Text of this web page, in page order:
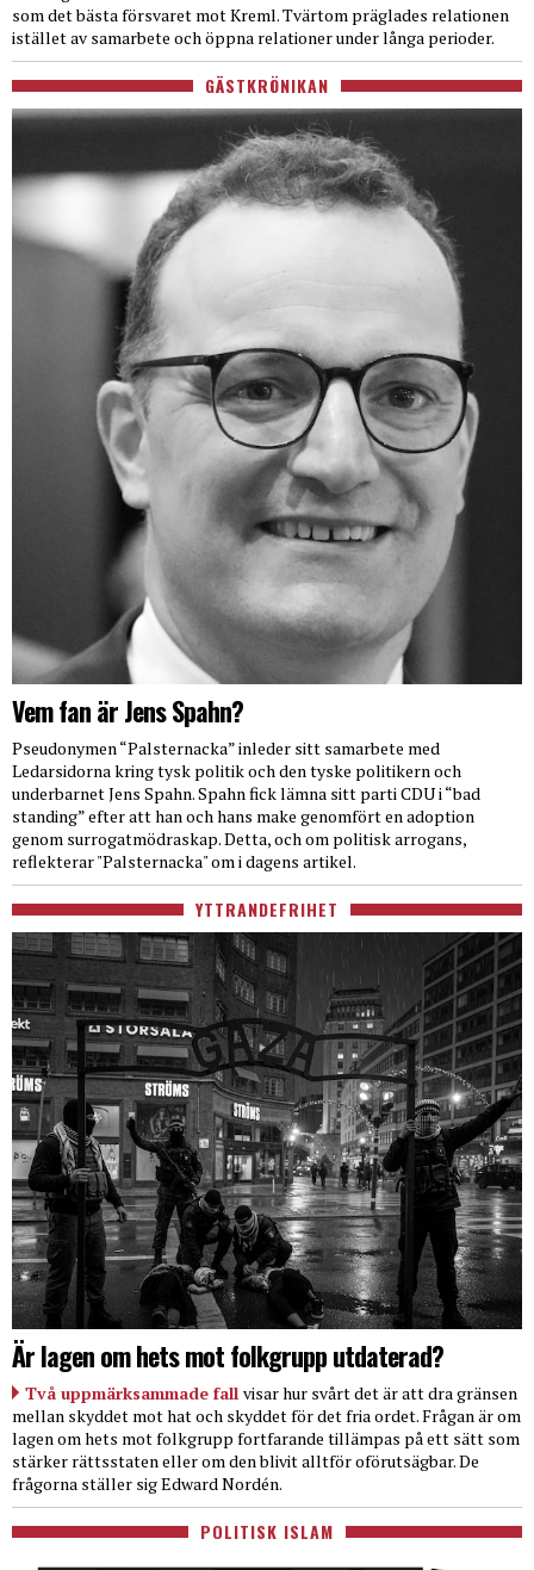
som det bästa försvaret mot Kreml. Tvärtom präglades relationen
istället av samarbete och öppna relationer under långa perioder.
GÄSTKRÖNIKAN
Vem fan är Jens Spahn?
Pseudonymen “Palsternacka” inleder sitt samarbete med
Ledarsidorna kring tysk politik och den tyske politikern och
underbarnet Jens Spahn. Spahn fick lämna sitt parti CDU i “bad
standing” efter att han och hans make genomfört en adoption
genom surrogatmödraskap. Detta, och om politisk arrogans,
reflekterar "Palsternacka" om i dagens artikel.
YTTRANDEFRIHET
Är lagen om hets mot folkgrupp utdaterad?
Två uppmärksammade fall visar hur svårt det är att dra gränsen
mellan skyddet mot hat och skyddet för det fria ordet. Frågan är om
lagen om hets mot folkgrupp fortfarande tillämpas på ett sätt som
stärker rättsstaten eller om den blivit alltför oförutsägbar. De
frågorna ställer sig Edward Nordén.
POLITISK ISLAM